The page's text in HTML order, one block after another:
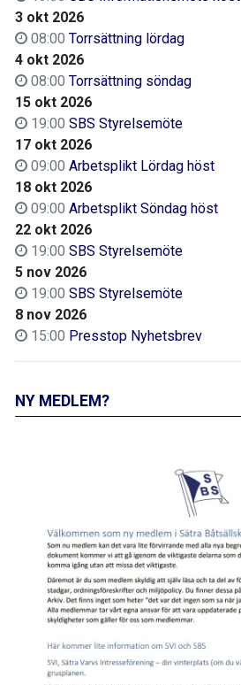
3 okt 2026
08:00 Torrsättning lördag
4 okt 2026
08:00 Torrsättning söndag
15 okt 2026
19:00 SBS Styrelsemöte
17 okt 2026
09:00 Arbetsplikt Lördag höst
18 okt 2026
09:00 Arbetsplikt Söndag höst
22 okt 2026
19:00 SBS Styrelsemöte
5 nov 2026
19:00 SBS Styrelsemöte
8 nov 2026
15:00 Presstop Nyhetsbrev
NY MEDLEM?